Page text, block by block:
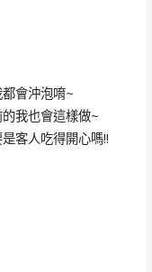
會沖泡唷~
我也會這樣做~
客人吃得開心嗎!!